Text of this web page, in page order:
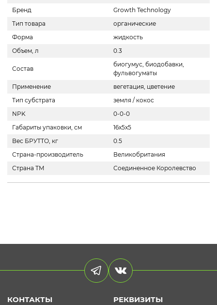
Бренд
Growth Technology
Тип товара
органические
Форма
жидкость
Объем, л
0.3
Состав
биогумус, биодобавки,
фульвогуматы
Применение
вегетация, цветение
Тип субстрата
земля / кокос
NPK
0-0-0
Габариты упаковки, см
16x5x5
Вес БРУТТО, кг
0.5
Страна-производитель
Великобритания
Страна ТМ
Соединенное Королевство
КОНТАКТЫ
РЕКВИЗИТЫ